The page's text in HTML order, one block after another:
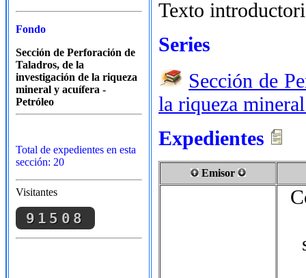
Fondo
Sección de Perforación de
Taladros, de la
investigación de la riqueza
mineral y acuífera -
Petróleo
Total de expedientes en esta
sección: 20
Visitantes
91508
Texto
Series
Sección de
la riqueza
Expedientes
Emisor